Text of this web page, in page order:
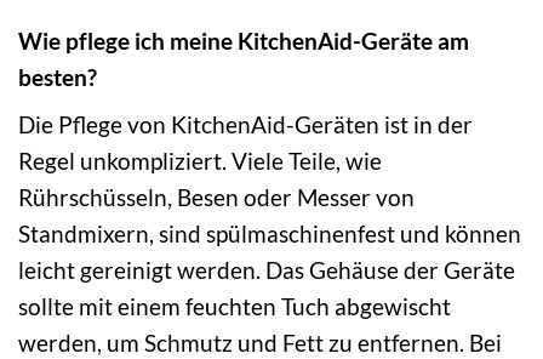
Wie pflege ich meine KitchenAid-Geräte am
besten?
Die Pflege von KitchenAid-Geräten ist in der
Regel unkompliziert. Viele Teile, wie
Rührschüsseln, Besen oder Messer von
Standmixern, sind spülmaschinenfest und können
leicht gereinigt werden. Das Gehäuse der Geräte
sollte mit einem feuchten Tuch abgewischt
werden, um Schmutz und Fett zu entfernen. Bei